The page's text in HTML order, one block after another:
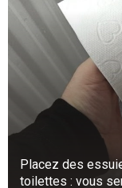
Placez des
toilettes : vous